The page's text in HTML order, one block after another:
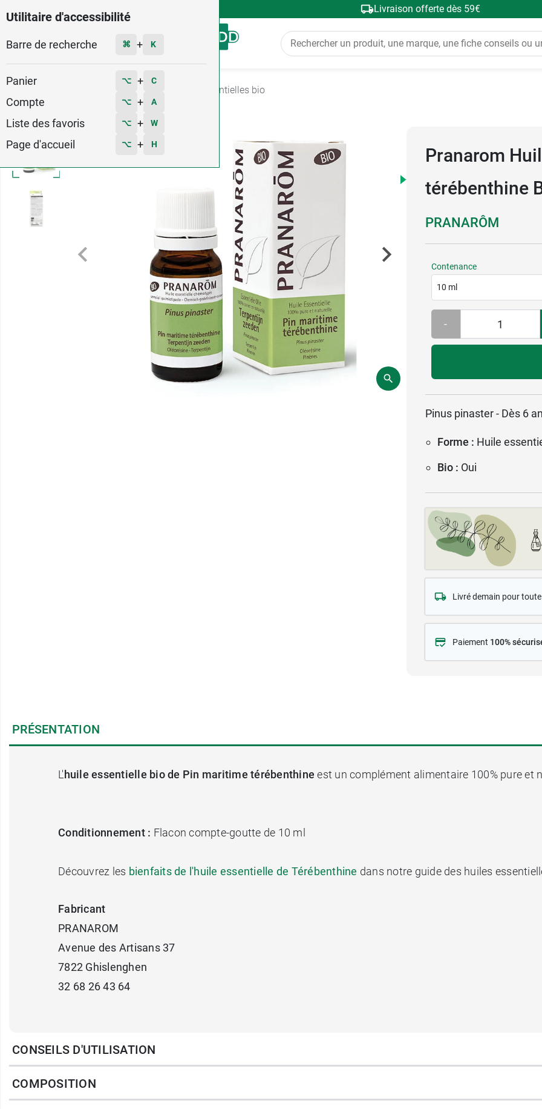
Utilitaire d'accessibilité
Barre de recherche ⌘ + K
Panier ⌥ + C
Compte ⌥ + A
Liste des favoris ⌥ + W
Page d'accueil ⌥ + H
Livraison offerte dès 59€
Menu
Huiles essentielles bio
Pranarom
térébenthine
PRANARÔM
Contenance
10 ml
-
Pinus pinaster - Dès 6
Forme : Huile
Bio : Oui
Livré demain pour
Paiement 100%
PRÉSENTATION
L'huile essentielle bio de Pin maritime térébenthine est un complément alimentaire 100% pure et
Conditionnement : Flacon compte-goutte de 10 ml
Découvrez les bienfaits de l'huile essentielle de Térébenthine dans notre guide des huiles
Fabricant
PRANAROM
Avenue des Artisans 37
7822 Ghislenghen
32 68 26 43 64
CONSEILS D'UTILISATION
COMPOSITION